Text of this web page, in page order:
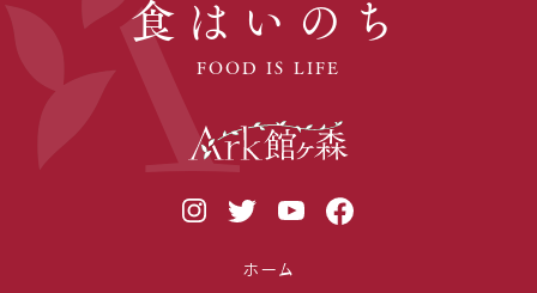
食はいのち
FOOD IS LIFE
ホーム